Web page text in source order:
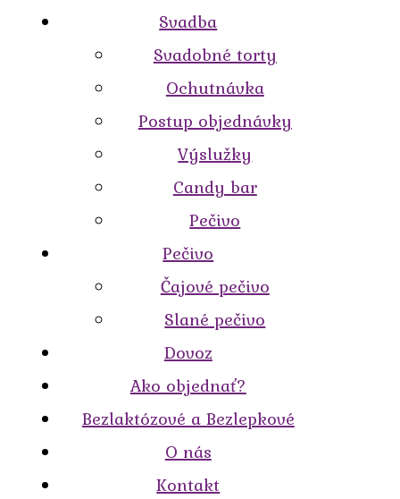
Svadba
Svadobné torty
Ochutnávka
Postup objednávky
Výslužky
Candy bar
Pečivo
Pečivo
Čajové pečivo
Slané pečivo
Dovoz
Ako objednať?
Bezlaktózové a Bezlepkové
O nás
Kontakt